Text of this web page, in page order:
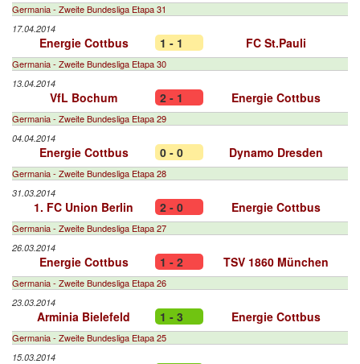
Germania - Zweite Bundesliga Etapa 31
17.04.2014
Energie Cottbus 1 - 1 FC St.Pauli
Germania - Zweite Bundesliga Etapa 30
13.04.2014
VfL Bochum 2 - 1 Energie Cottbus
Germania - Zweite Bundesliga Etapa 29
04.04.2014
Energie Cottbus 0 - 0 Dynamo Dresden
Germania - Zweite Bundesliga Etapa 28
31.03.2014
1. FC Union Berlin 2 - 0 Energie Cottbus
Germania - Zweite Bundesliga Etapa 27
26.03.2014
Energie Cottbus 1 - 2 TSV 1860 München
Germania - Zweite Bundesliga Etapa 26
23.03.2014
Arminia Bielefeld 1 - 3 Energie Cottbus
Germania - Zweite Bundesliga Etapa 25
15.03.2014